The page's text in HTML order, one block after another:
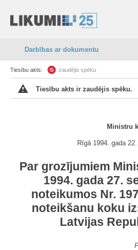
Darbības ar dokumentu
Tiesību akts: zaudējis spēku
Tiesību akts ir zaudējis spēku.
Ministru
Rīgā 1994. gada
Par grozījumiem
1994. gada 27.
noteikumos Nr.
noteikšanu koku
Latvijas